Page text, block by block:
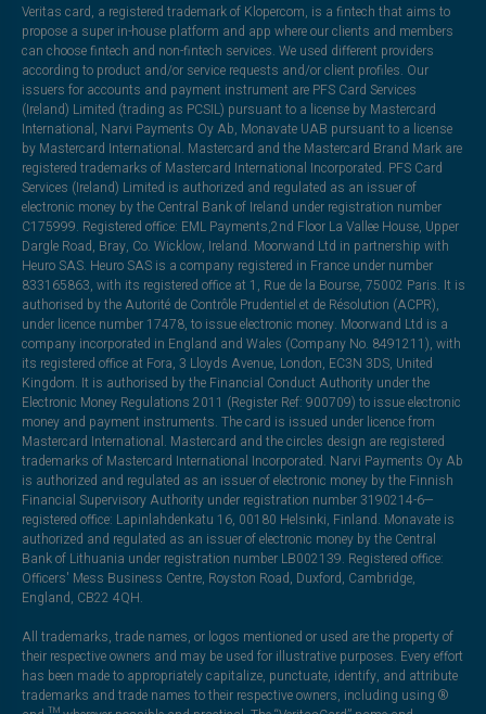
Veritas card, a registered trademark of Klopercom, is a fintech that aims to
propose a super in-house platform and app where our clients and members
can choose fintech and non-fintech services. We used different providers
according to product and/or service requests and/or client profiles. Our
issuers for accounts and payment instrument are PFS Card Services
(Ireland) Limited (trading as PCSIL) pursuant to a license by Mastercard
International, Narvi Payments Oy Ab, Monavate UAB pursuant to a license
by Mastercard International. Mastercard and the Mastercard Brand Mark are
registered trademarks of Mastercard International Incorporated. PFS Card
Services (Ireland) Limited is authorized and regulated as an issuer of
electronic money by the Central Bank of Ireland under registration number
C175999. Registered office: EML Payments,2nd Floor La Vallee House, Upper
Dargle Road, Bray, Co. Wicklow, Ireland. Moorwand Ltd in partnership with
Heuro SAS. Heuro SAS is a company registered in France under number
833165863, with its registered office at 1, Rue de la Bourse, 75002 Paris. It is
authorised by the Autorité de Contrôle Prudentiel et de Résolution (ACPR),
under licence number 17478, to issue electronic money. Moorwand Ltd is a
company incorporated in England and Wales (Company No. 8491211), with
its registered office at Fora, 3 Lloyds Avenue, London, EC3N 3DS, United
Kingdom. It is authorised by the Financial Conduct Authority under the
Electronic Money Regulations 2011 (Register Ref: 900709) to issue electronic
money and payment instruments. The card is issued under licence from
Mastercard International. Mastercard and the circles design are registered
trademarks of Mastercard International Incorporated. Narvi Payments Oy Ab
is authorized and regulated as an issuer of electronic money by the Finnish
Financial Supervisory Authority under registration number 3190214-6—
registered office: Lapinlahdenkatu 16, 00180 Helsinki, Finland. Monavate is
authorized and regulated as an issuer of electronic money by the Central
Bank of Lithuania under registration number LB002139. Registered office:
Officers' Mess Business Centre, Royston Road, Duxford, Cambridge,
England, CB22 4QH.
All trademarks, trade names, or logos mentioned or used are the property of
their respective owners and may be used for illustrative purposes. Every effort
has been made to appropriately capitalize, punctuate, identify, and attribute
trademarks and trade names to their respective owners, including using ®